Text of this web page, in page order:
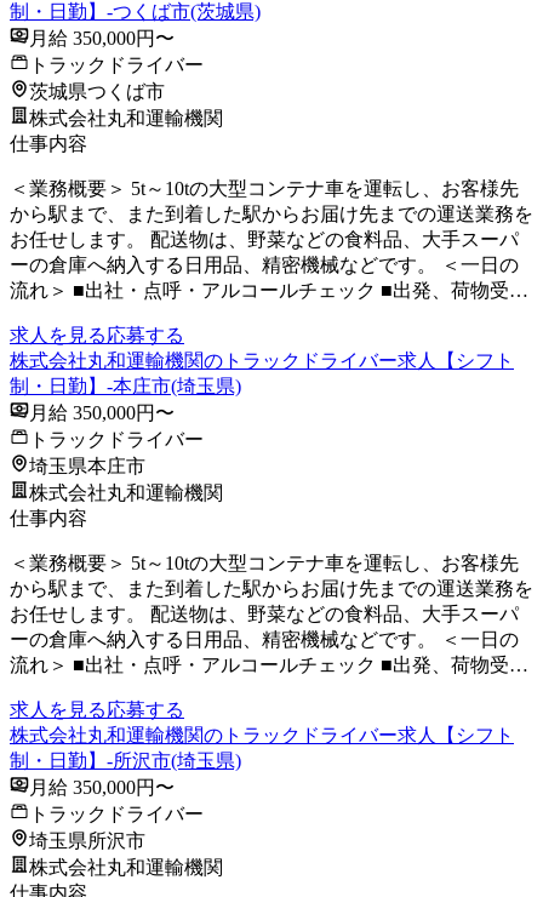
制・日勤】-つくば市(茨城県)
月給 350,000円〜
トラックドライバー
茨城県つくば市
株式会社丸和運輸機関
仕事内容
＜業務概要＞ 5t～10tの大型コンテナ車を運転し、お客様先
から駅まで、また到着した駅からお届け先までの運送業務を
お任せします。 配送物は、野菜などの食料品、大手スーパ
ーの倉庫へ納入する日用品、精密機械などです。 ＜一日の
流れ＞ ■出社・点呼・アルコールチェック ■出発、荷物受…
求人を見る応募する
株式会社丸和運輸機関のトラックドライバー求人【シフト
制・日勤】-本庄市(埼玉県)
月給 350,000円〜
トラックドライバー
埼玉県本庄市
株式会社丸和運輸機関
仕事内容
＜業務概要＞ 5t～10tの大型コンテナ車を運転し、お客様先
から駅まで、また到着した駅からお届け先までの運送業務を
お任せします。 配送物は、野菜などの食料品、大手スーパ
ーの倉庫へ納入する日用品、精密機械などです。 ＜一日の
流れ＞ ■出社・点呼・アルコールチェック ■出発、荷物受…
求人を見る応募する
株式会社丸和運輸機関のトラックドライバー求人【シフト
制・日勤】-所沢市(埼玉県)
月給 350,000円〜
トラックドライバー
埼玉県所沢市
株式会社丸和運輸機関